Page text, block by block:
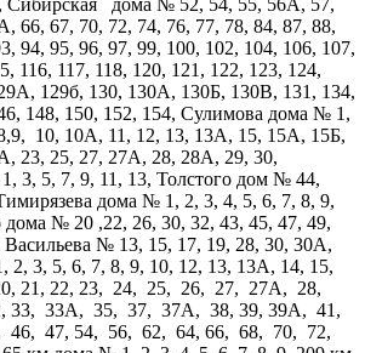
Сибирская дома № 52, 54, 55, 56А, 57,
66, 67, 70, 72, 74, 76, 77, 78, 84, 87, 88,
94, 95, 96, 97, 99, 100, 102, 104, 106, 107,
116, 117, 118, 120, 121, 122, 123, 124,
129б, 130, 130А, 130Б, 130В, 131, 134,
148, 150, 152, 154, Сулимова дома № 1,
10, 10А, 11, 12, 13, 13А, 15, 15А, 15Б,
23, 25, 27, 27А, 28, 28А, 29, 30,
3, 5, 7, 9, 11, 13, Толстого дом № 44,
дома № 1, 2, 3, 4, 5, 6, 7, 8, 9,
№ 20 ,22, 26, 30, 32, 43, 45, 47, 49,
№ 13, 15, 17, 19, 28, 30, 30А,
3, 5, 6, 7, 8, 9, 10, 12, 13, 13А, 14, 15,
21, 22, 23, 24, 25, 26, 27, 27А, 28,
33, 33А, 35, 37, 37А, 38, 39, 39А, 41,
46, 47, 54, 56, 62, 64, 66, 68, 70, 72,